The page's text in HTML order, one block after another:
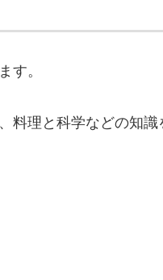
す。
料理と科学などの知識